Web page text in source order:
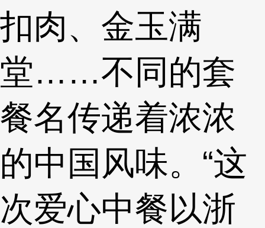
扣肉、金玉满
堂……不同的套
餐名传递着浓浓
的中国风味。“这
次爱心中餐以浙